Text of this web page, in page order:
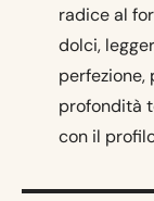
radice al
dolci,
perfezione,
profondità
con il